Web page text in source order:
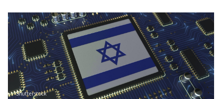
מעבר לגבולותיה. להשלכות על הביטחון האזורי – בפרט עבור
ישראל, יוון, קפריסין ויכולת הפעולה המשותפת
(Interoperability) של נאט"ו – נודעת משמעות רבה, המחייבת
בחינה אסטרטגית קפדנית.
Shutterstock